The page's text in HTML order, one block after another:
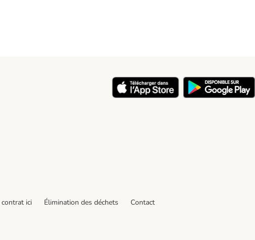
contrat ici Élimination des déchets
Contact